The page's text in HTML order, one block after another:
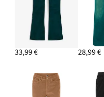
33,99 € 28,99 €